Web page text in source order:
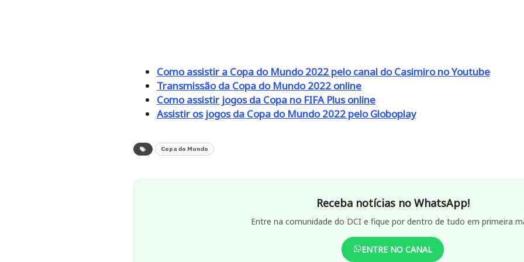
Como assistir a Copa do Mundo 2022 pelo canal do Casimiro no Youtube
Transmissão da Copa do Mundo 2022 online
Como assistir jogos da Copa no FIFA Plus online
Assistir os jogos da Copa do Mundo 2022 pelo Globoplay
Copa do Mundo
Receba notícias no WhatsApp!
Entre na comunidade do DCI e fique por dentro de tudo em primeira
ENTRE NO CANAL